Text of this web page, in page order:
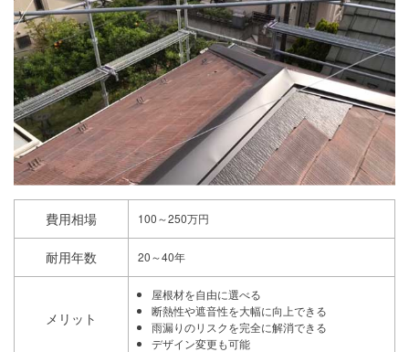
費用相場 100～250万円
耐用年数 20～40年
メリット
屋根材を自由に選べる
断熱性や遮音性を大幅に向上できる
雨漏りのリスクを完全に解消できる
デザイン変更も可能